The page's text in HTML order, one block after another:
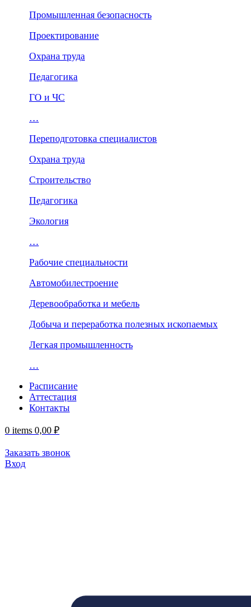
Промышленная безопасность
Проектирование
Охрана труда
Педагогика
ГО и ЧС
…
Переподготовка специалистов
Охрана труда
Строительство
Педагогика
Экология
…
Рабочие специальности
Автомобилестроение
Деревообработка и мебель
Добыча и переработка полезных ископаемых
Легкая промышленность
…
Расписание
Аттестация
Контакты
0 items 0,00 ₽
Заказать звонок
Вход